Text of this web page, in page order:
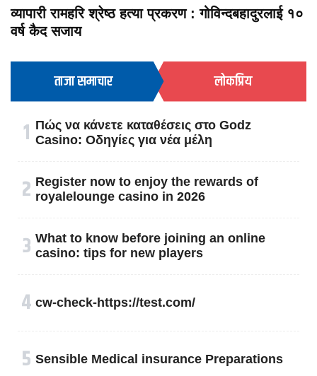
व्यापारी रामहरि श्रेष्ठ हत्या प्रकरण : गोविन्दबहादुरलाई १०
वर्ष कैद सजाय
ताजा समाचार लोकप्रिय
१ Πώς να κάνετε καταθέσεις στο Godz
Casino: Οδηγίες για νέα μέλη
२ Register now to enjoy the rewards of
royalelounge casino in 2026
३ What to know before joining an online
casino: tips for new players
४ cw-check-https://test.com/
५ Sensible Medical insurance Preparations